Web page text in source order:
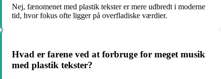
Nej, fænomenet med plastik tekster er mere udbredt i moderne
tid, hvor fokus ofte ligger på overfladiske værdier.
Hvad er farene ved at forbruge for meget musik
med plastik tekster?